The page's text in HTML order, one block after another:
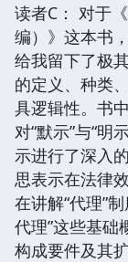
读者C： 对于
编）》这本书
给我留下了极
的定义、种类
具逻辑性。书
对“默示”与“明
示进行了深入
思表示在法律
在讲解“代理”
代理”这些基础
构成要件及其